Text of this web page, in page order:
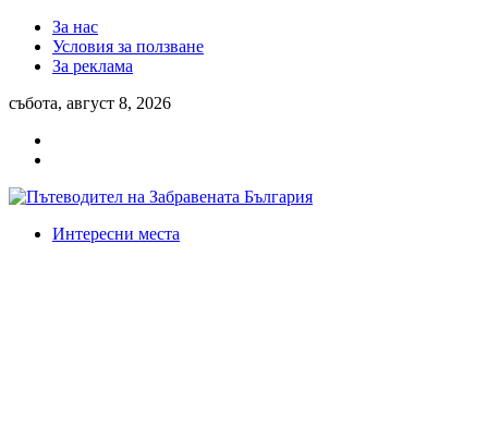
За нас
Условия за ползване
За реклама
събота, август 8, 2026
Интересни места